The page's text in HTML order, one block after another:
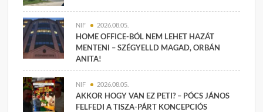
NIF 2026.08.05.
HOME OFFICE-BÓL NEM LEHET HAZÁT
MENTENI – SZÉGYELLD MAGAD, ORBÁN
ANITA!
NIF 2026.08.05.
AKKOR HOGY VAN EZ PETI? – PÓCS JÁNOS
FELFEDI A TISZA-PÁRT KONCEPCIÓS